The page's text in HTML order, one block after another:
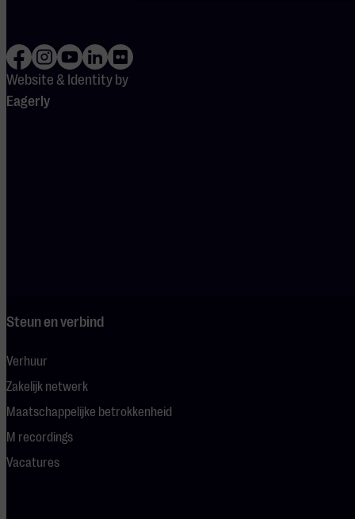
Website & Identity by
Eagerly
Mijn favorieten
Steun en verbind
Verhuur
Zakelijk netwerk
Maatschappelijke betrokkenheid
M recordings
Vacatures